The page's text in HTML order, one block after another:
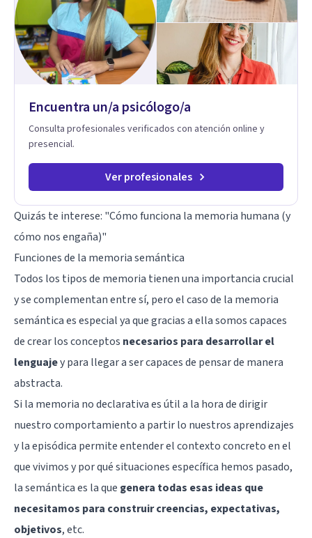
enfermedades crónicas.
Encuentra un/a psicólogo/a
Consulta profesionales verificados con atención online y
presencial.
Ver profesionales
Quizás te interese: "Cómo funciona la memoria humana (y
cómo nos engaña)"
Funciones de la memoria semántica
Todos los tipos de memoria tienen una importancia crucial
y se complementan entre sí, pero el caso de la memoria
semántica es especial ya que gracias a ella somos capaces
de crear los conceptos necesarios para desarrollar el
lenguajey para llegar a ser capaces de pensar de manera
abstracta.
Si la memoria no declarativa es útil a la hora de dirigir
nuestro comportamiento a partir lo nuestros aprendizajes
y la episódica permite entender el contexto concreto en el
que vivimos y por qué situaciones específica hemos pasado,
la semántica es la que genera todas esas ideas que
necesitamos para construir creencias, expectativas,
objetivos, etc.